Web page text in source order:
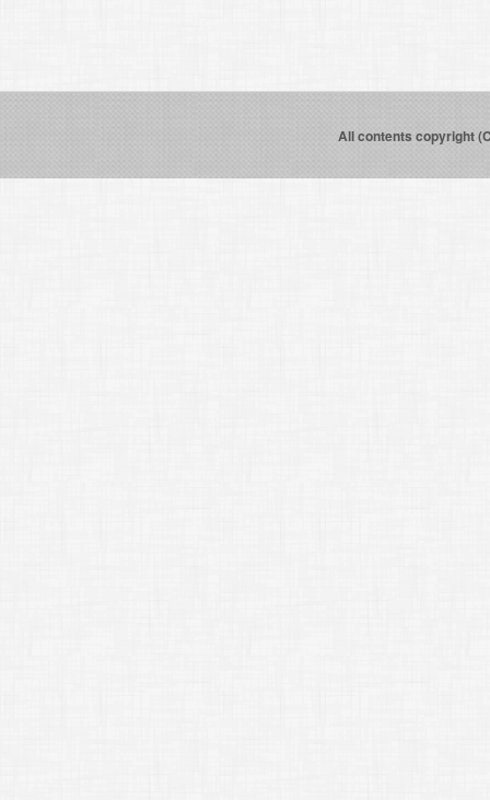
All contents copyright